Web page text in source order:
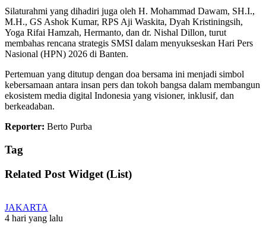
Silaturahmi yang dihadiri juga oleh H. Mohammad Dawam, SH.I.,
M.H., GS Ashok Kumar, RPS Aji Waskita, Dyah Kristiningsih,
Yoga Rifai Hamzah, Hermanto, dan dr. Nishal Dillon, turut
membahas rencana strategis SMSI dalam menyukseskan Hari Pers
Nasional (HPN) 2026 di Banten.
Pertemuan yang ditutup dengan doa bersama ini menjadi simbol
kebersamaan antara insan pers dan tokoh bangsa dalam membangun
ekosistem media digital Indonesia yang visioner, inklusif, dan
berkeadaban.
Reporter: Berto Purba
Tag
Related Post Widget (List)
JAKARTA
4 hari yang lalu